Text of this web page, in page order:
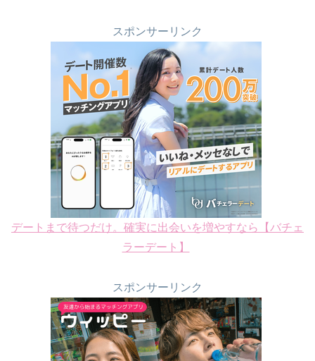
スポンサーリンク
デートまで待つだけ。確実に出会いを増やすなら【バチェ
ラーデート】
スポンサーリンク